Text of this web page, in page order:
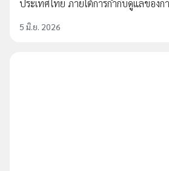
ประเทศไทย ภายใต้การกำกับดูแลของก
5 มิ.ย. 2026